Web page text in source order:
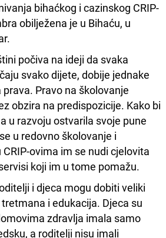
bihaćkog i cazinskog CRIP-
obilježena je u Bihaću, u
počiva na ideji da svaka
svako dijete, dobije jednake
Pravo na školovanje
obzira na predispozicije. Kako bi
u razvoju ostvarila svoje pune
u redovno školovanje i
ovima im se nudi cjelovita
koji im u tome pomažu.
i djeca mogu dobiti veliki
i edukacija. Djeca su
zdravlja imala samo
a roditelji nisu imali